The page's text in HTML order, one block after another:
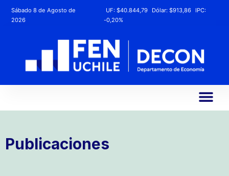
Sábado 8 de Agosto de
2026
UF:$40.844,79 Dólar:$913,86
IPC:
-0,20%
Publicaciones